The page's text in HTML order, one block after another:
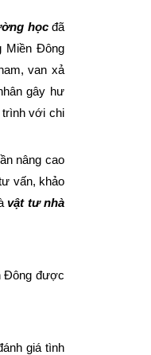
họcđã
Miền Đông
van xả
gây hư
trình với chi
nâng cao
vấn, khảo
vật tư nhà
Đông được
giá tình